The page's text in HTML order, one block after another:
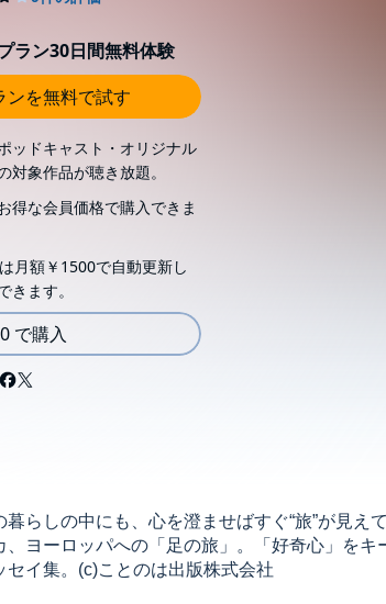
ラン30日間無料体験
ンを無料で試す
ッドキャスト・オリジナル
対象作品が聴き放題。
得な会員価格で購入できま
月額￥1500で自動更新し
きます。
で購入
らしの中にも、心を澄ませばすぐ“旅”が見え
ヨーロッパへの「足の旅」。「好奇心」をキ
イ集。(c)ことのは出版株式会社